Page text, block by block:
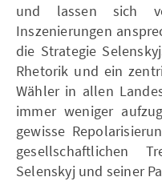
und lassen sich
Inszenierungen
die Strategie
Rhetorik und ein
Wähler in allen
immer weniger
gewisse
gesellschaftlichen
Selenskyj und seiner